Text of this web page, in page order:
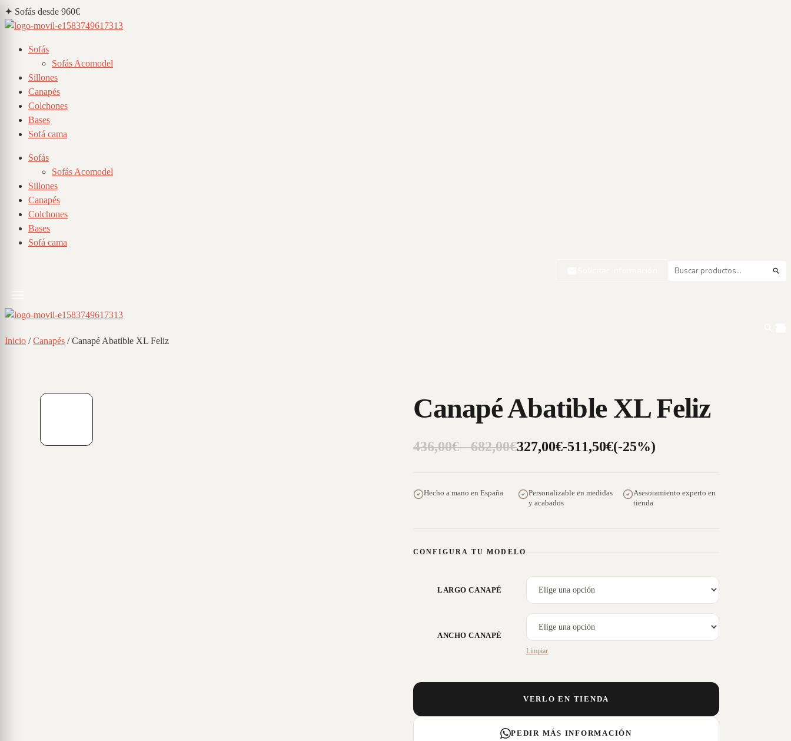
Saltar
al
Sofás
Sofás Acomodel
Sillones
Canapés
Colchones
Bases
Sofá cama
Sofás
Sofás Acomodel
Sillones
Canapés
Colchones
Bases
Sofá cama
Inicio /Canapés / Canapé Abatible XL Feliz
Canapé Abatible XL Feliz
436,00€ - 682,00€327,00€-511,50€(-25%)
Hecho a mano en España
Personalizable en medidas
y acabados
Asesoramiento experto en
tienda
CONFIGURA TU MODELO
LARGO CANAPÉ
ANCHO CANAPÉ
Limpiar
VERLO EN TIENDA
PEDIR MÁS INFORMACIÓN